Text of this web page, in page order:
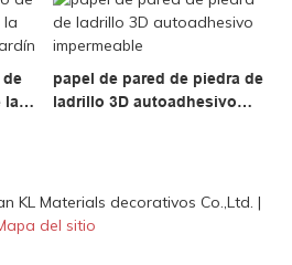
de
la
papel de pared de piedra de
ladrillo 3D autoadhesivo
KL Materials decorativos Co.,Ltd. |
del sitio